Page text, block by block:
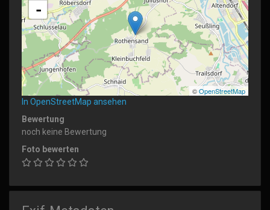
-
©OpenStreetMap
In OpenStreetMap ansehen
Bewertung
noch keine Bewertung
Foto bewerten